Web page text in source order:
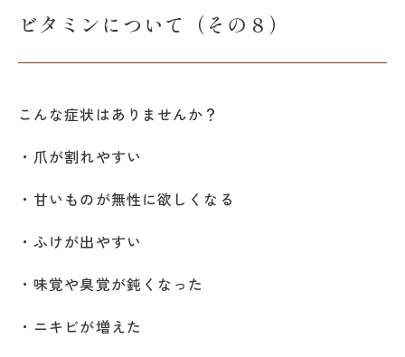
ビタミンについて（その８）
こんな症状はありませんか？
・爪が割れやすい
・甘いものが無性に欲しくなる
・ふけが出やすい
・味覚や臭覚が鈍くなった
・ニキビが増えた